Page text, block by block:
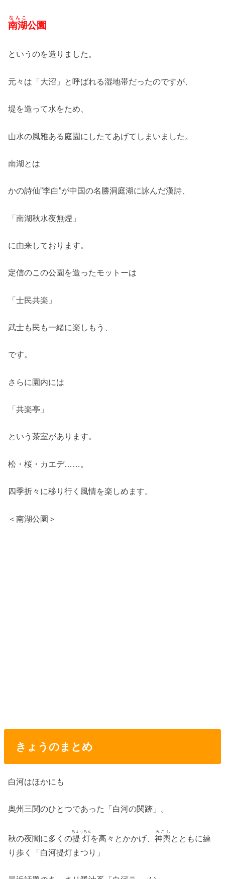
南湖
なんこ
公園
というのを造りました。
元々は「大沼」と呼ばれる湿地帯だったのですが、
堤を造って水をため、
山水の風雅ある庭園にしたてあげてしまいました。
南湖とは
かの詩仙”李白”が中国の名勝洞庭湖に詠んだ漢詩、
「南湖秋水夜無煙」
に由来しております。
定信のこの公園を造ったモットーは
「士民共楽」
武士も民も一緒に楽しもう、
です。
さらに園内には
「共楽亭」
という茶室があります。
松・桜・カエデ……。
四季折々に移り行く風情を楽しめます。
＜南湖公園＞
きょうのまとめ
白河はほかにも
奥州三関のひとつであった「白河の関跡」。
秋の夜闇に多くの提灯
ちょうちん
を高々とかかげ、神輿
みこし
とともに練
り歩く「白河提灯まつり」